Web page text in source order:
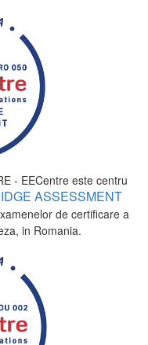
- EECentre este centru
ASSESSMENT
de certificare a
in Romania.